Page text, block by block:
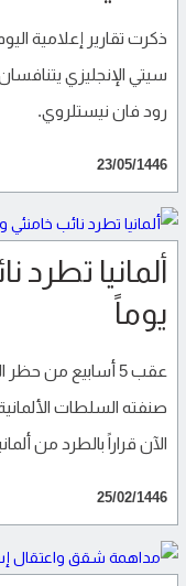
ذكرت تقارير إعلامية
سيتي الإنجليزي
رود فان نيستلروي.
23/05/1446
يوماً
صنفته السلطات
الآن قراراً بالطرد من
25/02/1446